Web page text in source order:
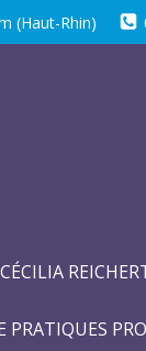
(Haut-Rhin)
CÉCILIA
PRATIQUES